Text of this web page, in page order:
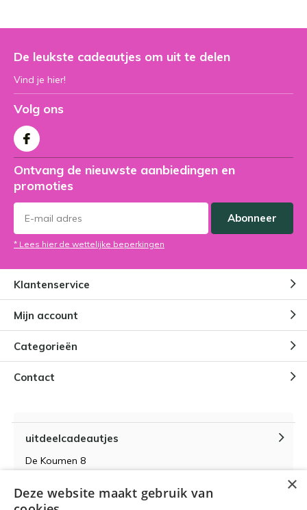
De leukste cadeautjes om uit te delen
Vind je hier!
Volg ons
Ontvang de nieuwste aanbiedingen en
promoties
Abonneer
* Lees hier de wettelijke beperkingen
Klantenservice
Mijn account
Categorieën
Contact
uitdeelcadeautjes
De Koumen 8
KvK-nummer 14087571
×
Deze website maakt gebruik van